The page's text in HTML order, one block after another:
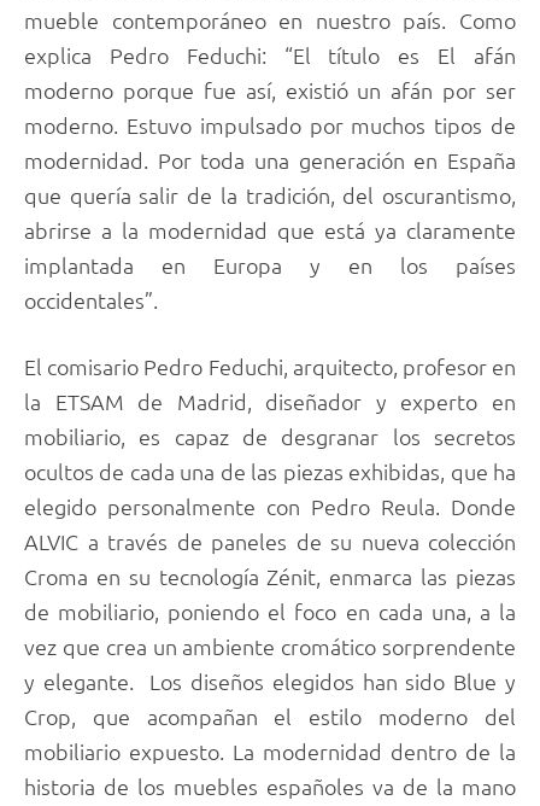
mueble contemporáneo en nuestro país. Como
explica Pedro Feduchi: “El título es El afán
moderno porque fue así, existió un afán por ser
moderno. Estuvo impulsado por muchos tipos de
modernidad. Por toda una generación en España
que quería salir de la tradición, del oscurantismo,
abrirse a la modernidad que está ya claramente
implantada en Europa y en los países
occidentales”.
El comisario Pedro Feduchi, arquitecto, profesor en
la ETSAM de Madrid, diseñador y experto en
mobiliario, es capaz de desgranar los secretos
ocultos de cada una de las piezas exhibidas, que ha
elegido personalmente con Pedro Reula. Donde
ALVIC a través de paneles de su nueva colección
Croma en su tecnología Zénit, enmarca las piezas
de mobiliario, poniendo el foco en cada una, a la
vez que crea un ambiente cromático sorprendente
y elegante. Los diseños elegidos han sido Blue y
Crop, que acompañan el estilo moderno del
mobiliario expuesto. La modernidad dentro de la
historia de los muebles españoles va de la mano